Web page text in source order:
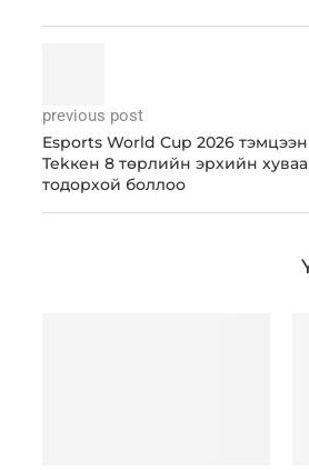
previous post
Esports World Cup 2026
Tekкен 8 төрлийн эрхийн
тодорхой боллоо